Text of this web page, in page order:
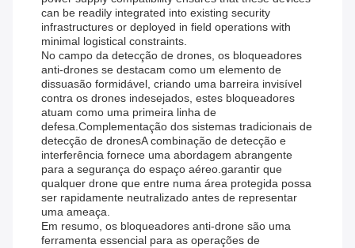
can be readily integrated into existing security
infrastructures or deployed in field operations with
minimal logistical constraints.
No campo da detecção de drones, os bloqueadores
anti-drones se destacam como um elemento de
dissuasão formidável, criando uma barreira invisível
contra os drones indesejados, estes bloqueadores
atuam como uma primeira linha de
defesa.Complementação dos sistemas tradicionais de
detecção de dronesA combinação de detecção e
interferência fornece uma abordagem abrangente
para a segurança do espaço aéreo.garantir que
qualquer drone que entre numa área protegida possa
ser rapidamente neutralizado antes de representar
uma ameaça.
Em resumo, os bloqueadores anti-drone são uma
ferramenta essencial para as operações de